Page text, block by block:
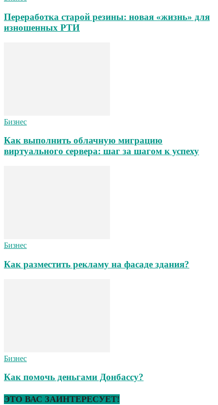
Переработка старой резины: новая «жизнь» для
изношенных РТИ
Бизнес
Как выполнить облачную миграцию
виртуального сервера: шаг за шагом к успеху
Бизнес
Как разместить рекламу на фасаде здания?
Бизнес
Как помочь деньгами Донбассу?
ЭТО ВАС ЗАИНТЕРЕСУЕТ!